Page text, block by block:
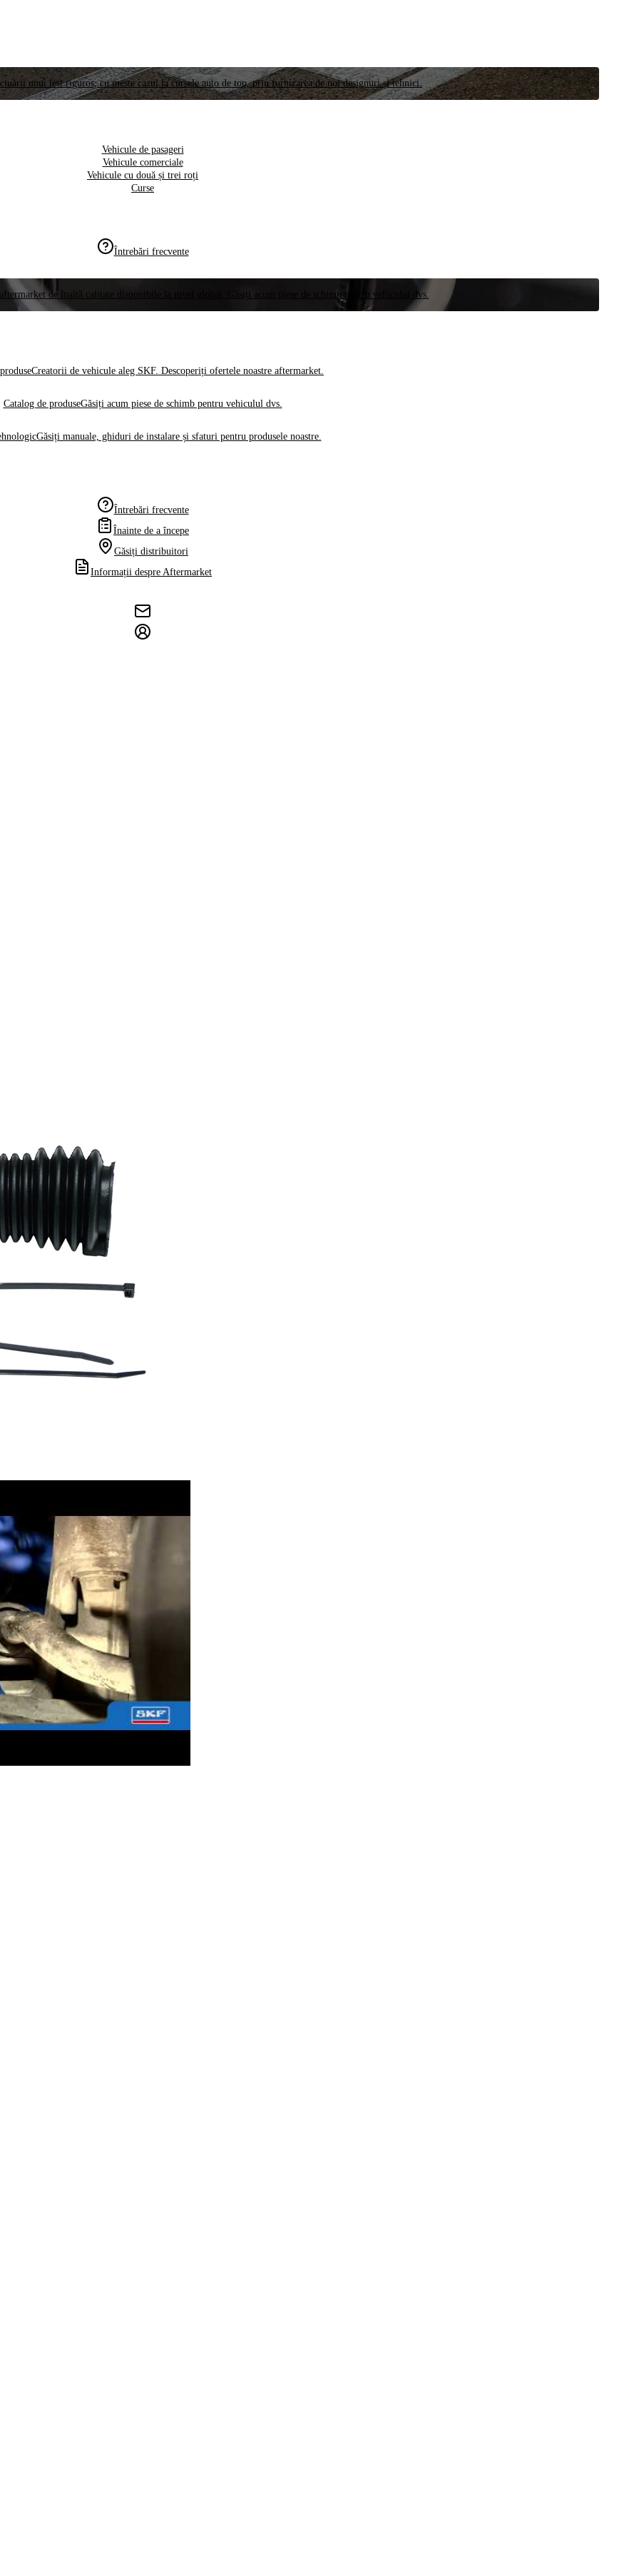
unui test riguros, cu meste cazul la cursele auto de top, prin furnizarea de noi designuri și tehnici.
Vehicule de pasageri
Vehicule comerciale
Vehicule cu două și trei roți
Curse
Întrebări frecvente
de înaltă calitate disponibile la nivel global. Găsiți acum piese de schimb pentru vehiculul dvs.
Creatorii de vehicule aleg SKF. Descoperiți ofertele noastre aftermarket.
Catalog de produseGăsiți acum piese de schimb pentru vehiculul dvs.
Găsiți manuale, ghiduri de instalare și sfaturi pentru produsele noastre.
Întrebări frecvente
Înainte de a începe
Găsiți distribuitori
Informații despre Aftermarket